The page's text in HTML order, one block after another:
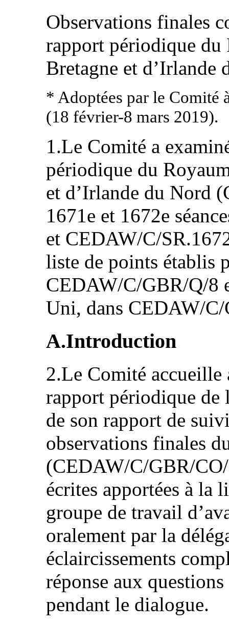
Observations finales
rapport périodique du
Bretagne et d’Irlande
* Adoptées par le Comité
(18 février-8 mars 2019).
1.Le Comité a
périodique du
et d’Irlande du Nord
1671e et 1672e
et CEDAW/C/
liste de points établis
CEDAW/C/GBR/Q/8
Uni, dans CEDAW/
A.Introduction
2.Le Comité
rapport périodique de
de son rapport de
observations finales
(CEDAW/C/GBR/
écrites apportées à la
groupe de travail
oralement par la
éclaircissements
réponse aux
pendant le dialogue.